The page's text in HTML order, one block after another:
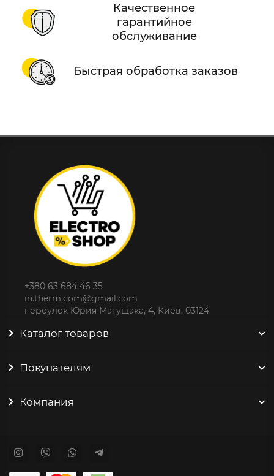
Качественное
гарантийное
обслуживание
Быстрая обработка заказов
+380 63 684 46 35
in.therm.com@gmail.com
переулок Юрия Матущака, 4, Киев, 03124
Каталог товаров
Покупателям
Компания